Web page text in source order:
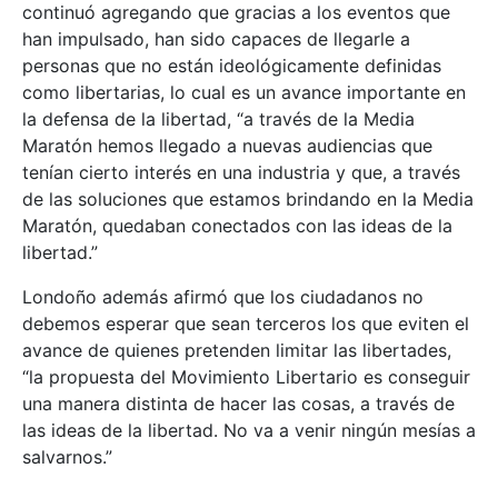
continuó agregando que gracias a los eventos que
han impulsado, han sido capaces de llegarle a
personas que no están ideológicamente definidas
como libertarias, lo cual es un avance importante en
la defensa de la libertad, “a través de la Media
Maratón hemos llegado a nuevas audiencias que
tenían cierto interés en una industria y que, a través
de las soluciones que estamos brindando en la Media
Maratón, quedaban conectados con las ideas de la
libertad.”
Londoño además afirmó que los ciudadanos no
debemos esperar que sean terceros los que eviten el
avance de quienes pretenden limitar las libertades,
“la propuesta del Movimiento Libertario es conseguir
una manera distinta de hacer las cosas, a través de
las ideas de la libertad. No va a venir ningún mesías a
salvarnos.”